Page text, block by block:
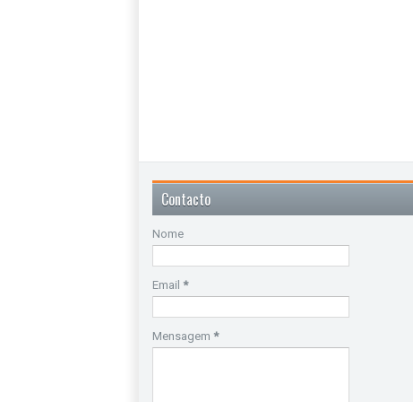
Contacto
Nome
Email *
Mensagem *